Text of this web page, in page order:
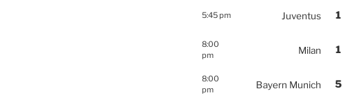
5:45 pm Juventus 1
8:00
pm
Milan 1
8:00
pm
Bayern Munich 5